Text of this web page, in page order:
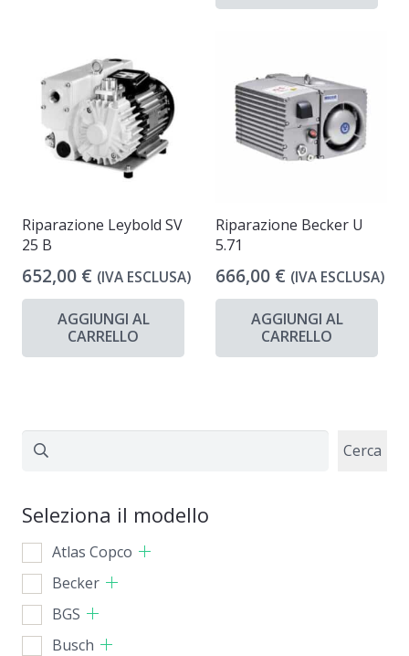
Riparazione Leybold SV
25 B
652,00 € (IVA ESCLUSA)
AGGIUNGI AL
CARRELLO
Riparazione Becker U
5.71
666,00 € (IVA ESCLUSA)
AGGIUNGI AL
CARRELLO
Cerca Cerca
Seleziona il modello
Atlas Copco
Becker
BGS
Busch